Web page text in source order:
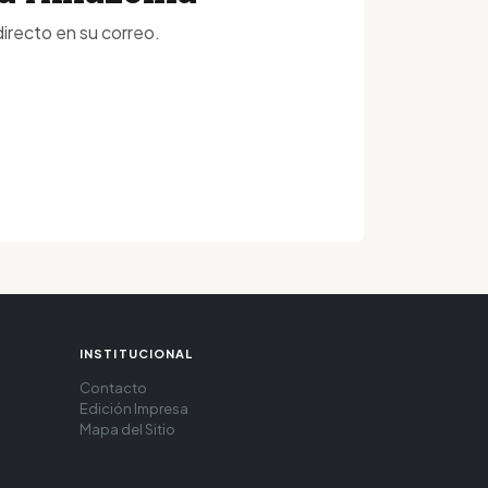
en su correo.
INSTITUCIONAL
Contacto
Edición Impresa
Mapa del Sitio